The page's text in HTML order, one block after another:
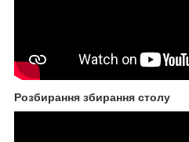
Розбирання збирання столу